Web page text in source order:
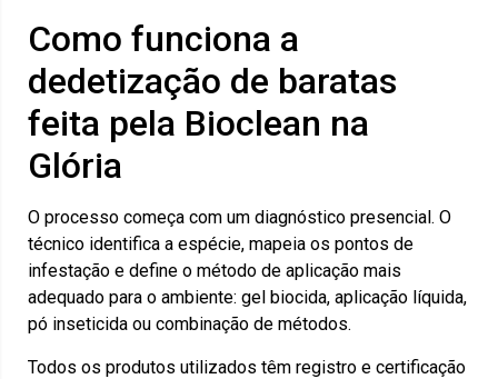
Como funciona a
dedetização de baratas
feita pela Bioclean na
Glória
O processo começa com um diagnóstico presencial. O
técnico identifica a espécie, mapeia os pontos de
infestação e define o método de aplicação mais
adequado para o ambiente: gel biocida, aplicação líquida,
pó inseticida ou combinação de métodos.
Todos os produtos utilizados têm registro e certificação